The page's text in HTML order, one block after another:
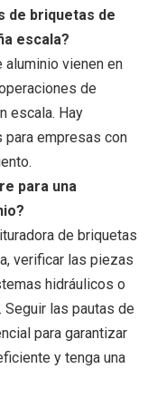
de briquetas de
escala?
aluminio vienen en
de
escala. Hay
empresas con
para una
de briquetas
verificar las piezas
hidráulicos o
las pautas de
para garantizar
y tenga una